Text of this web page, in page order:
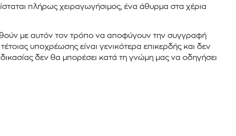
πλήρως χειραγωγήσιμος, ένα άθυρμα στα χέρια
με αυτόν τον τρόπο να αποφύγουν την συγγραφή
υποχρέωσης είναι γενικότερα επικερδής και δεν
δεν θα μπορέσει κατά τη γνώμη μας να οδηγήσει